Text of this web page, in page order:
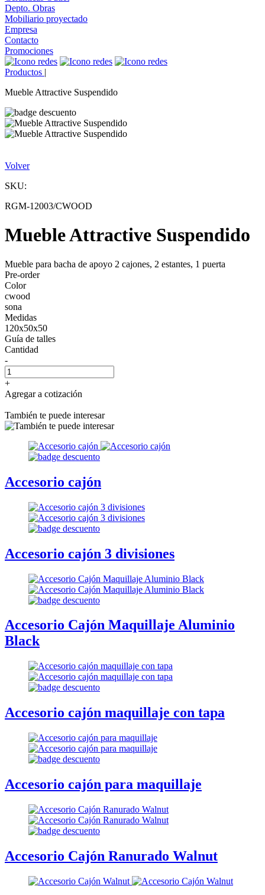
Depto. Obras
Mobiliario proyectado
Empresa
Contacto
Promociones
Productos |
Mueble Attractive Suspendido
Volver
SKU:
RGM-12003/CWOOD
Mueble Attractive Suspendido
Mueble para bacha de apoyo 2 cajones, 2 estantes, 1 puerta
Pre-order
Color
cwood
sona
Medidas
120x50x50
Guía de talles
Cantidad
-
+
Agregar a cotización
También te puede interesar
Accesorio cajón
Accesorio cajón 3 divisiones
Accesorio Cajón Maquillaje Aluminio
Black
Accesorio cajón maquillaje con tapa
Accesorio cajón para maquillaje
Accesorio Cajón Ranurado Walnut